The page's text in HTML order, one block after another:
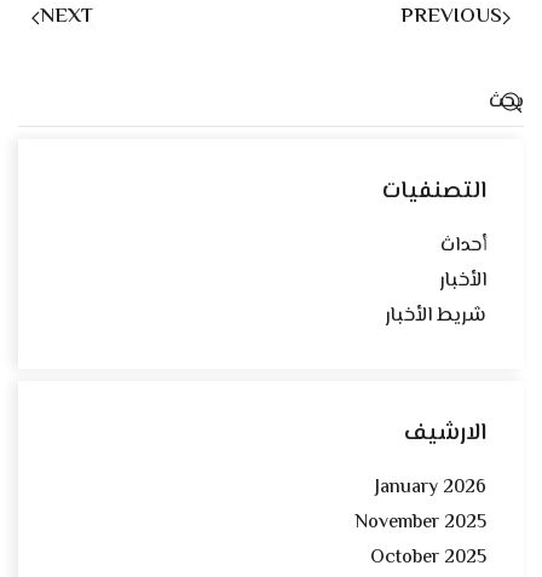
PREVIOUS
NEXT
التصنفيات
أحداث
الأخبار
شريط الأخبار
الارشيف
January 2026
November 2025
October 2025